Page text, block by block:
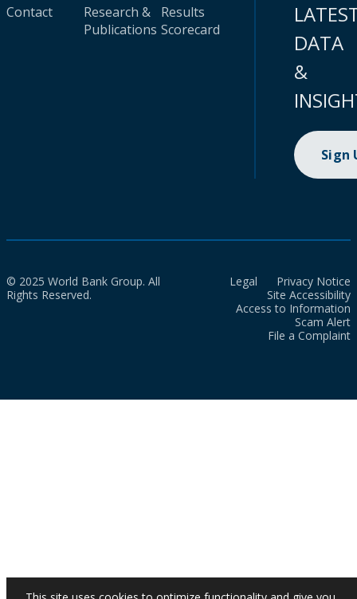
Contact
Research &
Publications
Results
Scorecard
DATA
&
Sign
© 2025 World Bank Group. All
Rights Reserved.
Legal
Privacy Notice
Site Accessibility
Access to Information
Scam Alert
File a Complaint